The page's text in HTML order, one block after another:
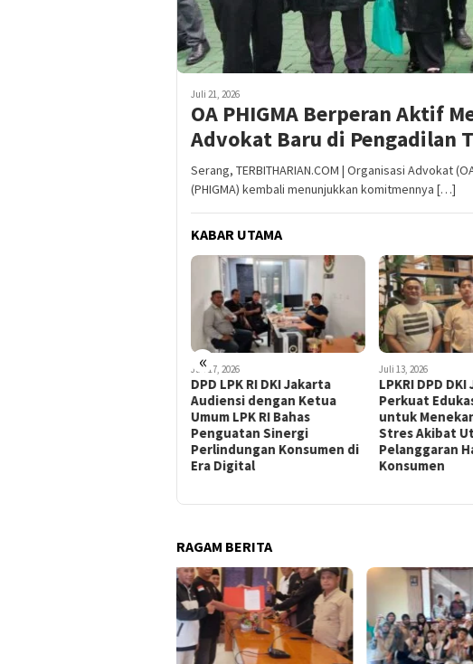
Juli 21, 2026
OA PHIGMA Berperan Aktif
Advokat Baru di Pengadilan
Serang, TERBITHARIAN.COM | Organisasi Advokat
(PHIGMA) kembali menunjukkan komitmennya […]
KABAR UTAMA
«
Juli 13, 2026
LPKRI DPD DKI Jakarta
Perkuat Edukasi Hukum
untuk Menekan Dampak
Stres Akibat Utang dan
Pelanggaran Hak
Konsumen
Juli 8, 2026
PHIGMA dan
Tangerang
MoU, Perkuat
Pendidikan
Pengabdian
RAGAM BERITA